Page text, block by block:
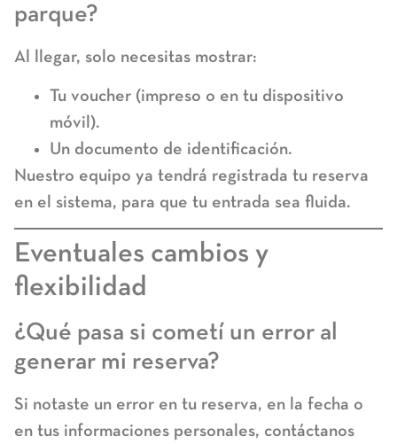
parque?
Al llegar, solo necesitas mostrar:
Tu voucher (impreso o en tu dispositivo
móvil).
Un documento de identificación.
Nuestro equipo ya tendrá registrada tu reserva
en el sistema, para que tu entrada sea fluida.
Eventuales cambios y
flexibilidad
¿Qué pasa si cometí un error al
generar mi reserva?
Si notaste un error en tu reserva, en la fecha o
en tus informaciones personales, contáctanos